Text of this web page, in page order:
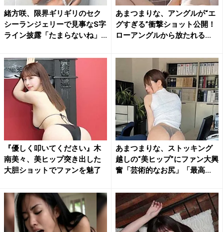
緒方咲、限界ギリギリのセク
シーランジェリーで見事なS字
ライン披露「たまらないね」...
あまつまりな、アングルが“エ
グすぎる”衝撃ショット公開！
ローアングルから放たれる...
『優しく叩いてください』木
南美々、美ヒップ突き出した
大胆ショットでファンを魅了
あまつまりな、ストッキング
越しの“美ヒップ”にファン大興
奮「芸術的なお尻」「最高...